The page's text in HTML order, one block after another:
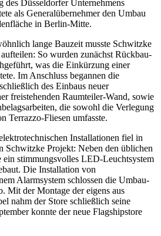
des Düsseldorfer Unternehmens
als Generalübernehmer den Umbau
in Berlin-Mitte.
lange Bauzeit musste Schwitzke
So wurden zunächst Rückbau-
was die Einkürzung einer
Im Anschluss begannen die
des Einbaus neuer
freistehenden Raumteiler-Wand, sowie
die sowohl die Verlegung
Terrazzo-Fliesen umfasste.
Installationen fiel in
Schwitzke Projekt: Neben den üblichen
stimmungsvolles LED-Leuchtsystem
Die Installation von
Alarmsystem schlossen die Umbau-
Mit der Montage der eigens aus
nahm der Store schließlich seine
konnte der neue Flagshipstore